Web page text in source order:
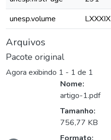
unesp.volume
LXXXIX
Arquivos
Pacote original
Agora exibindo 1 - 1 de 1
Nome:
artigo-1.pdf
Tamanho:
756,77 KB